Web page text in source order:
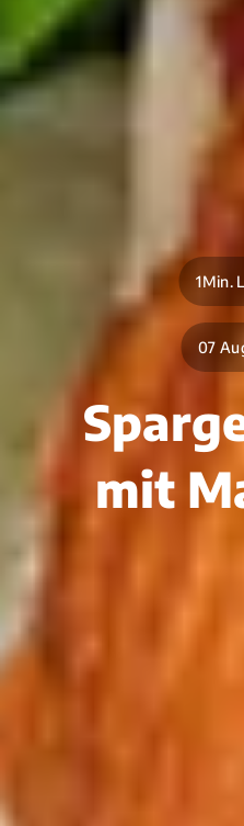
1Min.
07
mit